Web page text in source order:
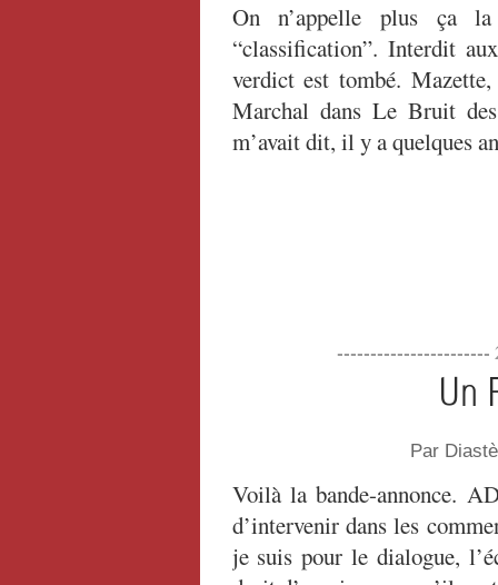
On n’appelle plus ça
“classification”. Interdit
verdict est tombé.
Marchal dans Le Bruit
m’avait dit, il y a quelques
-----------------------
Un
Par
Voilà la bande-annonce.
d’intervenir dans les
je suis pour le dialogue,